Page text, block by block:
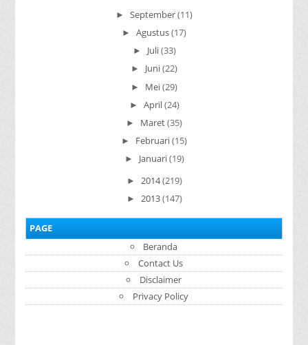
► September(11)
► Agustus(17)
► Juli(33)
► Juni(22)
► Mei(29)
► April(24)
► Maret(35)
► Februari(15)
► Januari(19)
► 2014(219)
► 2013(147)
PAGE
Beranda
Contact Us
Disclaimer
Privacy Policy